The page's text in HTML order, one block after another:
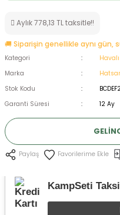
Aylık 778,13 TL taksitle!!
🚚 Siparişin genellikle aynı gün,
Kategori
Marka
Stok Kodu
Garanti Süresi
12 Ay
Paylaş
KampSeti